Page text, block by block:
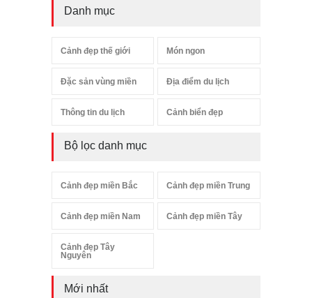
Danh mục
Cảnh đẹp thế giới Món ngon
Đặc sản vùng miền Địa điểm du lịch
Thông tin du lịch Cảnh biển đẹp
Bộ lọc danh mục
Cảnh đẹp miền Bắc Cảnh đẹp miền Trung
Cảnh đẹp miền Nam Cảnh đẹp miền Tây
Cảnh đẹp Tây
Nguyên
Mới nhất